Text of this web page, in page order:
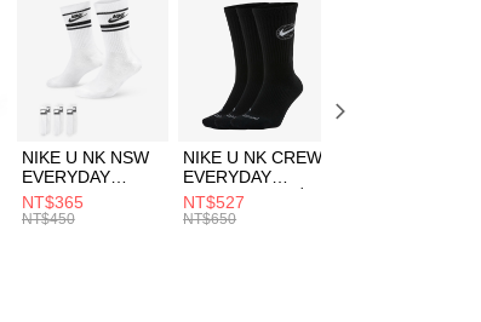
／服務後，再付款。
結帳流程】
AFTEE先享後付」後，將跳轉至「AFTEE先享後
訊認證並確認金額後，即可完成結帳。
您將收到繳費通知簡訊。
後14天內，點擊此簡訊中的連結，可透過四大超商
多元方式進行付款，方視為交易完成。
成當下不需立刻繳費，但若您需要取消訂單，請聯
經商家同意取消之訂單仍視為有效，需透過AFTEE
。
含以上)免運費
含以上)免運費
NIKE U NK NSW
EVERYDAY
ESSENTIAL CR
男女 短統襪
NT$365
NT$450
NIKE U NK CREW
EVERYDAY
BBALL 3PR 男女
長統襪
NT$527
NT$650